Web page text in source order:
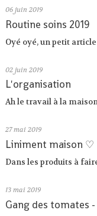
06 juin 2019
Routine soins 2019
Oyé oyé, un petit
02 juin 2019
L'organisation
Ah le travail à la
27 mai 2019
Liniment maison ♡
Dans les produits à
13 mai 2019
Gang des tomates